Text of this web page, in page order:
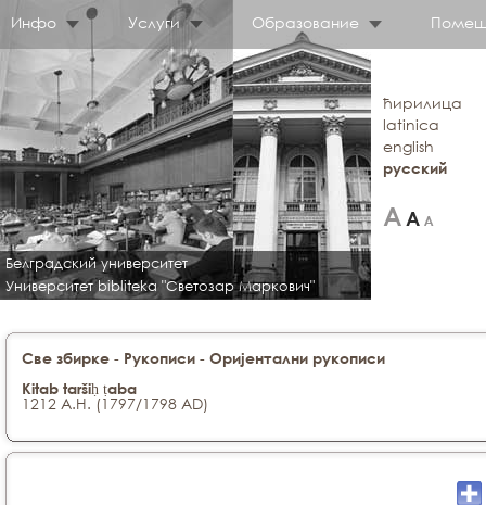
Инфо Услуги Образование
Белградский университет
Университет bibliteka "Светозар Маркович"
ћирилица
latinica
english
русский
Све збирке - Рукописи - Оријентални рукописи
Kitab taršiḥ ṭaba
1212 A.H. (1797/1798 AD)